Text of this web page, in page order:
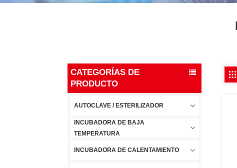
CATEGORÍAS DE
PRODUCTO
AUTOCLAVE / ESTERILIZADOR
INCUBADORA DE BAJA
TEMPERATURA
INCUBADORA DE CALENTAMIENTO